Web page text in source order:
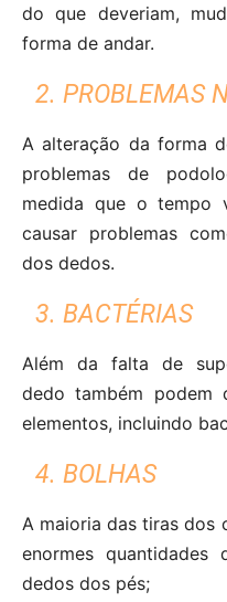
do que deveriam,
forma de andar.
2. PROBLEMAS
A alteração da forma
problemas de
medida que o tempo
causar problemas
dos dedos.
3. BACTÉRIAS
Além da falta de
dedo também podem
elementos, incluindo
4. BOLHAS
A maioria das tiras dos
enormes
dedos dos pés;